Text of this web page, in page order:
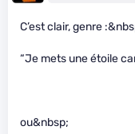
C’est clair, genre
“Je mets une étoile
ou&nbsp;